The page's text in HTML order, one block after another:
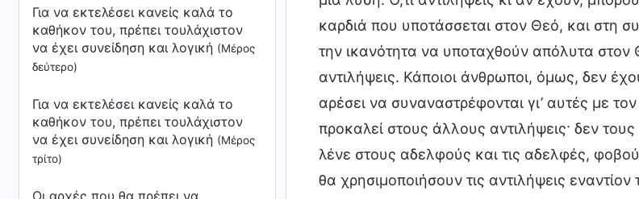
Για να εκτελέσει κανείς καλά το
καθήκον του, πρέπει τουλάχιστον
να έχει συνείδηση και λογική (Μέρος
δεύτερο)
Για να εκτελέσει κανείς καλά το
καθήκον του, πρέπει τουλάχιστον
να έχει συνείδηση και λογική (Μέρος
τρίτο)
Οι αρχές που θα πρέπει να